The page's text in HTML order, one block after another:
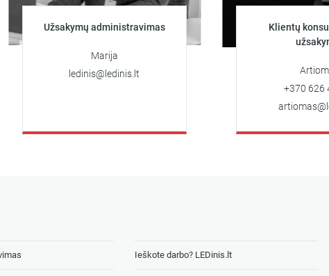
Užsakymų administravimas
ledinis@ledinis.lt
Klientų konsultacijos ir
užsakymai
Artiomas
+370 626 41084
artiomas@ledinis.lt
Ieškote darbo? LEDinis.lt